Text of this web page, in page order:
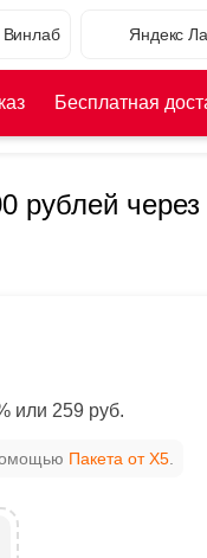
Винлаб Яндекс
Бесплатная
рублей
или 259 руб.
Пакета от X5